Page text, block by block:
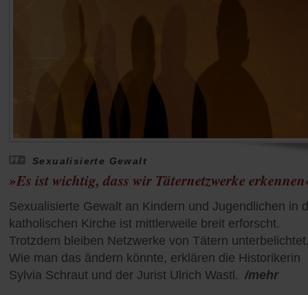
Sexualisierte Gewalt
»Es ist wichtig, dass wir Täternetzwerke
Sexualisierte Gewalt an Kindern und Jugendlichen in
katholischen Kirche ist mittlerweile breit erforscht.
Trotzdem bleiben Netzwerke von Tätern
Wie man das ändern könnte, erklären die Historikerin
Sylvia Schraut und der Jurist Ulrich Wastl. /mehr